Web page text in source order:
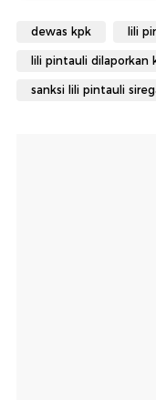
dewas kpk lili
lili pintauli dilaporkan
sanksi lili pintauli